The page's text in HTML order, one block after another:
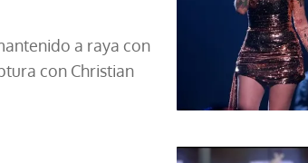
a raya con
con Christian